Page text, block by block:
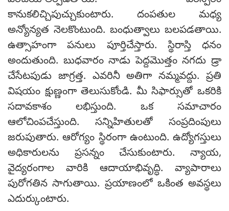
కానుకలిచ్చిపుచ్చుకుంటారు. దంపతుల మధ్య
అన్యోన్యత నెలకొంటుంది. బంధుత్వాలు బలపడతాయి.
ఉత్సాహంగా పనులు పూర్తిచేస్తారు. స్థిరాస్తి ధనం
అందుతుంది. బుధవారం నాడు పెద్దమొత్తం నగదు డ్రా
చేసేటపుడు జాగ్రత్త. ఎవరినీ అతిగా నమ్మవద్దు. ప్రతి
విషయం క్షుణ్ణంగా తెలుసుకోండి. మీ సిఫార్సుతో ఒకరికి
సదావకాశం లభిస్తుంది. ఒక సమాచారం
ఆలోచింపచేస్తుంది. సన్నిహితులతో సంప్రదింపులు
జరుపుతారు. ఆరోగ్యం స్థిరంగా ఉంటుంది. ఉద్యోగస్తులు
అధికారులను ప్రసన్నం చేసుకుంటారు. న్యాయ,
వైద్యరంగాల వారికి ఆదాయాభివృద్ధి. వ్యాపారాలు
పురోగతిన సాగుతాయి. ప్రయాణంలో ఒకింత అవస్థలు
ఎదుర్కుంటారు.